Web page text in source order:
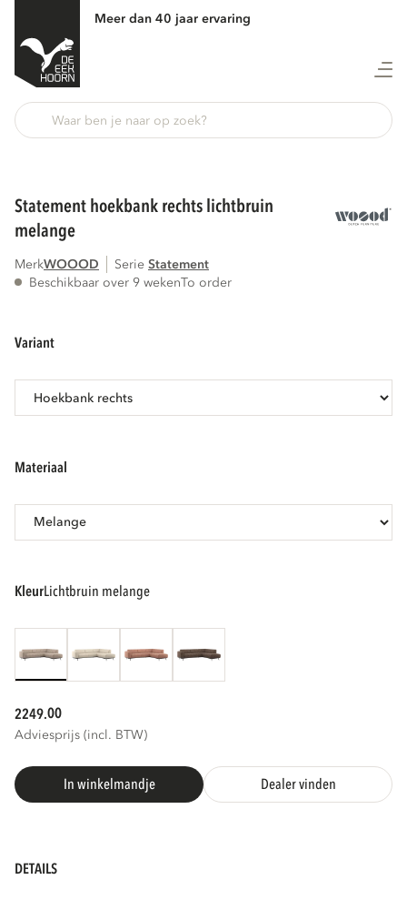
Meer dan 40 jaar ervaring
statement hoekbank rechts lichtbruin
melange
MerkWOOOD Serie
statement
Beschikbaar over 9 wekenTo order
variant
materiaal
kleur lichtbruin melange
2249.00
Adviesprijs (incl. BTW)
In winkelmandje Dealer vinden
DETAILS